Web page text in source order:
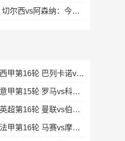
伦敦德比终极对决！切尔西vs阿森纳：今晚00:30激情与荣耀之战
2025年12月16日 西甲第16轮 巴列卡诺vs皇家贝蒂斯 全场录像
2025年12月16日 意甲第15轮 罗马vs科莫 全场录像
2025年12月16日 英超第16轮 曼联vs伯恩茅斯 全场录像
2025年12月15日 法甲第16轮 马赛vs摩纳哥 全场录像